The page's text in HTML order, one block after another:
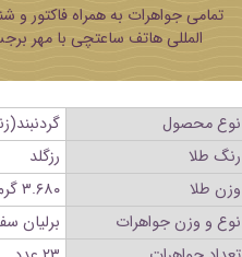
تمامی جواهرات به همراه فاکتور و
المللی هاتف ساعتچی با مهر
نوع محصول
رنگ طلا
رزگلد
وزن طلا
۳.۶۸۰ گرم
نوع و وزن جواهرات
برلیان سفید